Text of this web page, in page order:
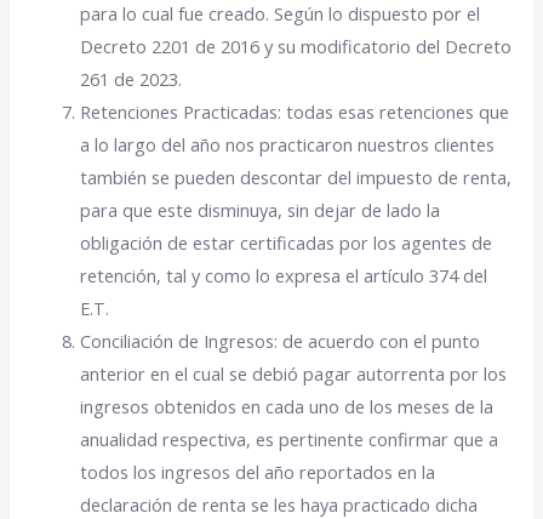
para lo cual fue creado. Según lo dispuesto por el
Decreto 2201 de 2016 y su modificatorio del Decreto
261 de 2023.
Retenciones Practicadas: todas esas retenciones que
a lo largo del año nos practicaron nuestros clientes
también se pueden descontar del impuesto de renta,
para que este disminuya, sin dejar de lado la
obligación de estar certificadas por los agentes de
retención, tal y como lo expresa el artículo 374 del
E.T.
Conciliación de Ingresos: de acuerdo con el punto
anterior en el cual se debió pagar autorrenta por los
ingresos obtenidos en cada uno de los meses de la
anualidad respectiva, es pertinente confirmar que a
todos los ingresos del año reportados en la
declaración de renta se les haya practicado dicha